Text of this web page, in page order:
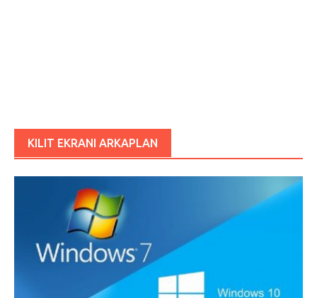
KILIT EKRANI ARKAPLAN